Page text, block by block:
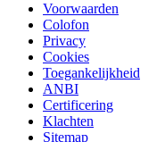
Voorwaarden
Colofon
Privacy
Cookies
Toegankelijkheid
ANBI
Certificering
Klachten
Sitemap